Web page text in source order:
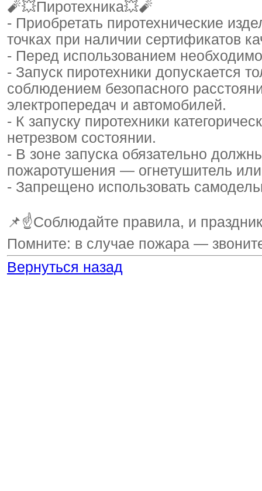
🧨💥Пиротехника💥🧨
- Приобретать пиротехнические
точках при наличии сертификатов
- Перед использованием
- Запуск пиротехники допускается
соблюдением безопасного
электропередач и автомобилей.
- К запуску пиротехники
нетрезвом состоянии.
- В зоне запуска обязательно
пожаротушения — огнетушитель
- Запрещено использовать
📌☝Соблюдайте правила, и
Помните: в случае пожара —
Вернуться назад